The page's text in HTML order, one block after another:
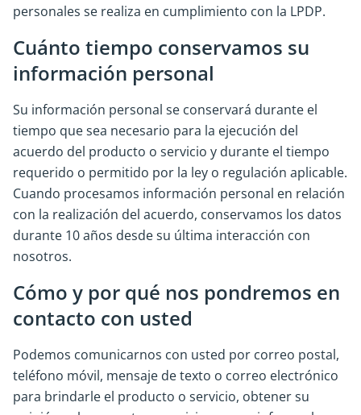
personales se realiza en cumplimiento con la LPDP.
Cuánto tiempo conservamos su
información personal
Su información personal se conservará durante el
tiempo que sea necesario para la ejecución del
acuerdo del producto o servicio y durante el tiempo
requerido o permitido por la ley o regulación aplicable.
Cuando procesamos información personal en relación
con la realización del acuerdo, conservamos los datos
durante 10 años desde su última interacción con
nosotros.
Cómo y por qué nos pondremos en
contacto con usted
Podemos comunicarnos con usted por correo postal,
teléfono móvil, mensaje de texto o correo electrónico
para brindarle el producto o servicio, obtener su